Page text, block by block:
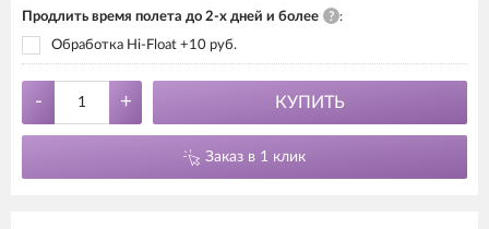
Продлить время полета до 2-х дней и более ? :
Обработка Hi-Float +10 руб.
- + КУПИТЬ
Заказ в 1 клик